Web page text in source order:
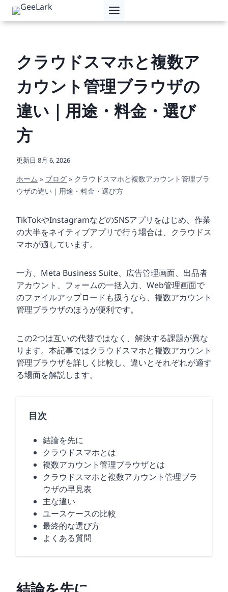
クラウドスマホと複数ア
カウント管理ブラウザの
違い｜用途・料金・選び
方
更新日 8月 6, 2026
ホーム » ブログ » クラウドスマホと複数アカウント管理ブラ
ウザの違い｜用途・料金・選び方
TikTokやInstagramなどのSNSアプリをはじめ、作業
の大半をネイティブアプリで行う場合は、クラウドス
マホが適しています。
一方、Meta Business Suite、広告管理画面、出品者
アカウント、フォームの一括入力、Web管理画面で
のファイルアップロードも扱うなら、複数アカウント
管理ブラウザのほうが便利です。
この2つは互いの代替ではなく、解決する課題が異な
ります。本記事ではクラウドスマホと複数アカウント
管理ブラウザを詳しく比較し、違いとそれぞれが適す
る場面を解説します。
目次
結論を先に
クラウドスマホとは
複数アカウント管理ブラウザとは
クラウドスマホと複数アカウント管理ブラ
ウザの早見表
主な違い
ユースケースの比較
最終的な選び方
よくある質問